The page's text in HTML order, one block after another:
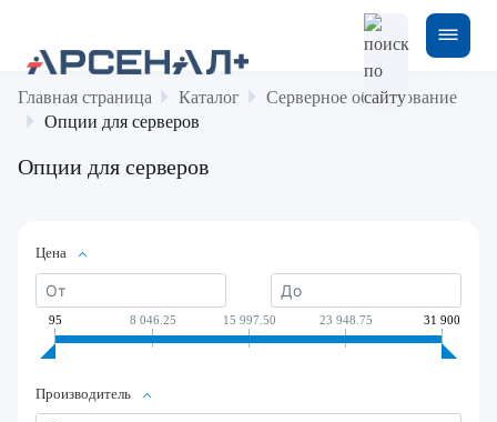
Главная страница Каталог
Серверное оборудование
Опции для серверов
Опции для серверов
Цена
95 8 046.25 15 997.50 23 948.75 31 900
Производитель